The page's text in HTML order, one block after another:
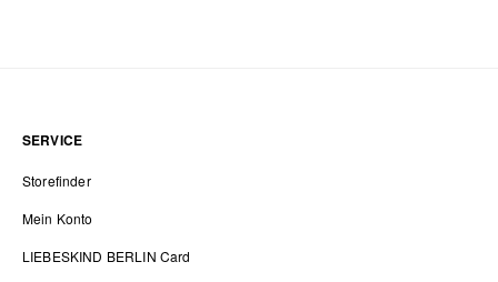
SERVICE
Storefinder
Mein Konto
LIEBESKIND BERLIN Card